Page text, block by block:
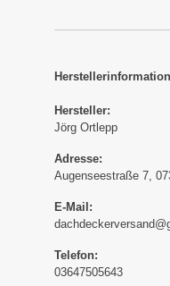
Hersteller:
Jörg Ortlepp
Adresse:
Augenseestraße 7,
E-Mail:
Telefon:
03647505643